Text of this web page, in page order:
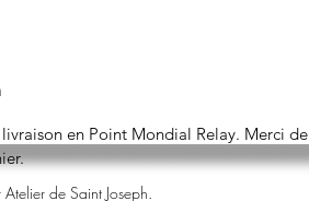
livraison en Point Mondial Relay. Merci de
de Saint Joseph.